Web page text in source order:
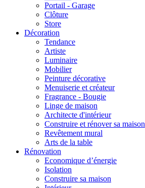
Portail - Garage
Clôture
Store
Décoration
Tendance
Artiste
Luminaire
Mobilier
Peinture décorative
Menuiserie et créateur
Fragrance - Bougie
Linge de maison
Architecte d'intérieur
Construire et rénover sa maison
Revêtement mural
Arts de la table
Rénovation
Economique d’énergie
Isolation
Construire sa maison